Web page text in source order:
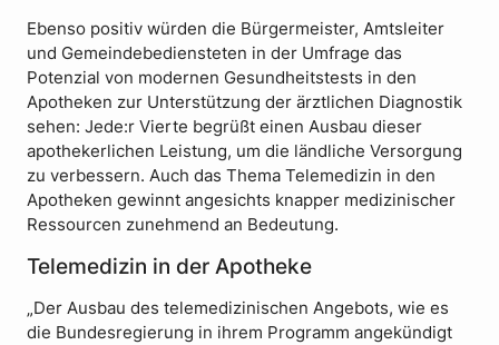
Ebenso positiv würden die Bürgermeister, Amtsleiter
und Gemeindebediensteten in der Umfrage das
Potenzial von modernen Gesundheitstests in den
Apotheken zur Unterstützung der ärztlichen Diagnostik
sehen: Jede:r Vierte begrüßt einen Ausbau dieser
apothekerlichen Leistung, um die ländliche Versorgung
zu verbessern. Auch das Thema Telemedizin in den
Apotheken gewinnt angesichts knapper medizinischer
Ressourcen zunehmend an Bedeutung.
Telemedizin in der Apotheke
„Der Ausbau des telemedizinischen Angebots, wie es
die Bundesregierung in ihrem Programm angekündigt